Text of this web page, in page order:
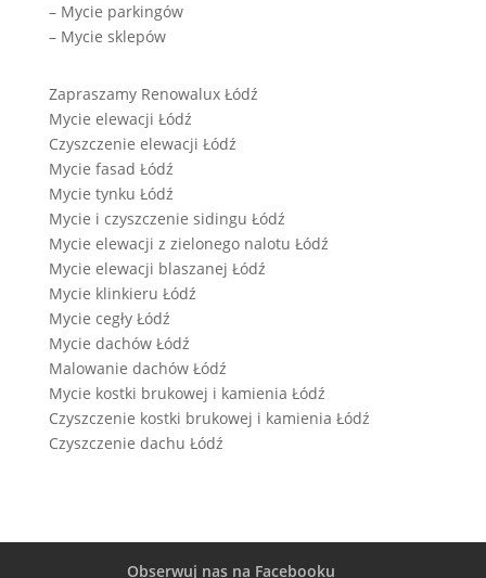
– Mycie parkingów
– Mycie sklepów
Zapraszamy Renowalux Łódź
Mycie elewacji Łódź
Czyszczenie elewacji Łódź
Mycie fasad Łódź
Mycie tynku Łódź
Mycie i czyszczenie sidingu Łódź
Mycie elewacji z zielonego nalotu Łódź
Mycie elewacji blaszanej Łódź
Mycie klinkieru Łódź
Mycie cegły Łódź
Mycie dachów Łódź
Malowanie dachów Łódź
Mycie kostki brukowej i kamienia Łódź
Czyszczenie kostki brukowej i kamienia Łódź
Czyszczenie dachu Łódź
Obserwuj nas na Facebooku